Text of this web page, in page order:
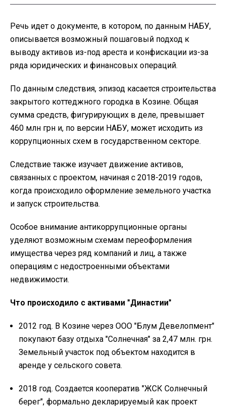
Речь идет о документе, в котором, по данным НАБУ,
описывается возможный пошаговый подход к
выводу активов из-под ареста и конфискации из-за
ряда юридических и финансовых операций.
По данным следствия, эпизод касается строительства
закрытого коттеджного городка в Козине. Общая
сумма средств, фигурирующих в деле, превышает
460 млн грн и, по версии НАБУ, может исходить из
коррупционных схем в государственном секторе.
Следствие также изучает движение активов,
связанных с проектом, начиная с 2018-2019 годов,
когда происходило оформление земельного участка
и запуск строительства.
Особое внимание антикоррупционные органы
уделяют возможным схемам переоформления
имущества через ряд компаний и лиц, а также
операциям с недостроенными объектами
недвижимости.
Что происходило с активами "Династии"
2012 год. В Козине через ООО "Блум Девелопмент"
покупают базу отдыха "Солнечная" за 2,47 млн. грн.
Земельный участок под объектом находится в
аренде у сельского совета.
2018 год. Создается кооператив "ЖСК Солнечный
берег", формально декларируемый как проект